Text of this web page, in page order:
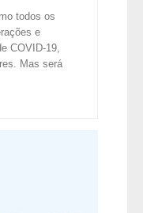
todos os
e
COVID-19,
Mas será